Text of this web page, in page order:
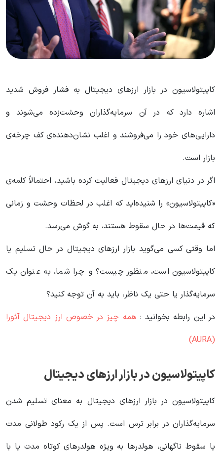
کاپیتولاسیون در بازار ارزهای دیجیتال به فشار فروش شدید
اشاره دارد که در آن سرمایه‌گذاران وحشت‌زده می‌شوند و
دارایی‌های خود را می‌فروشند و اغلب نشان‌دهنده‌ی کف چرخه‌ی
بازار است.
اگر در دنیای ارزهای دیجیتال فعالیت کرده باشید، احتمالاً کلمه‌ی
«کاپیتولاسیون» را شنیده‌اید که اغلب در لحظات وحشت و زمانی
که قیمت‌ها در حال سقوط هستند، به گوش می‌رسد.
اما وقتی کسی می‌گوید بازار ارزهای دیجیتال در حال تسلیم یا
کاپیتولاسیون است، منظور چیست؟ و چرا شما، به عنوان یک
سرمایه‌گذار یا حتی یک ناظر، باید به آن توجه کنید؟
در این رابطه بخوانید‌ : همه چیز در خصوص ارز دیجیتال آئورا
(AURA)
کاپیتولاسیون در بازار ارزهای دیجیتال
کاپیتولاسیون در بازار ارزهای دیجیتال به معنای تسلیم شدن
سرمایه‌گذاران در برابر ترس است. پس از یک رکود طولانی مدت
یا سقوط ناگهانی، هولدرها به ویژه هولدرهای کوتاه مدت یا با